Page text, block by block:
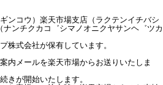
ンコウ）楽天市場支店（ラクテンイチバシ
ナンチクカコ゛シマノオニクヤサンヘ゛ツカ
株式会社が保有しています。
内メールを楽天市場からお送りいたしま
きが開始いたします。